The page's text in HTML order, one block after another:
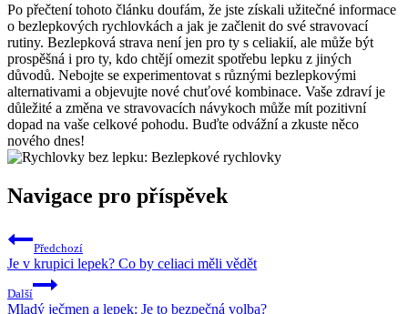
Po přečtení tohoto článku doufám, že jste získali užitečné informace
o bezlepkových rychlovkách a jak je začlenit do své stravovací
rutiny. Bezlepková strava není jen pro ty s celiakií, ale může být
prospěšná i pro ty, kdo chtějí omezit spotřebu lepku z jiných
důvodů. Nebojte se experimentovat s různými bezlepkovými
alternativami a objevujte nové chuťové kombinace. Vaše zdraví je
důležité a změna ve stravovacích návykoch může mít pozitivní
dopad na vaše celkové pohodu. Buďte odvážní a zkuste něco
nového dnes!
Navigace pro příspěvek
Předchozí
Je v krupici lepek? Co by celiaci měli vědět
Další
Mladý ječmen a lepek: Je to bezpečná volba?